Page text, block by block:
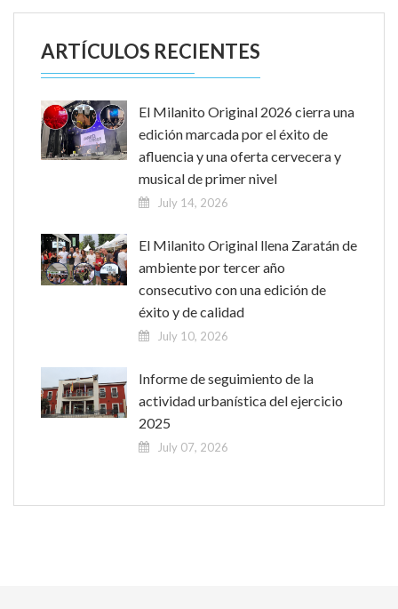
ARTÍCULOS RECIENTES
El Milanito Original 2026 cierra una
edición marcada por el éxito de
afluencia y una oferta cervecera y
musical de primer nivel
July 14, 2026
El Milanito Original llena Zaratán de
ambiente por tercer año
consecutivo con una edición de
éxito y de calidad
July 10, 2026
Informe de seguimiento de la
actividad urbanística del ejercicio
2025
July 07, 2026